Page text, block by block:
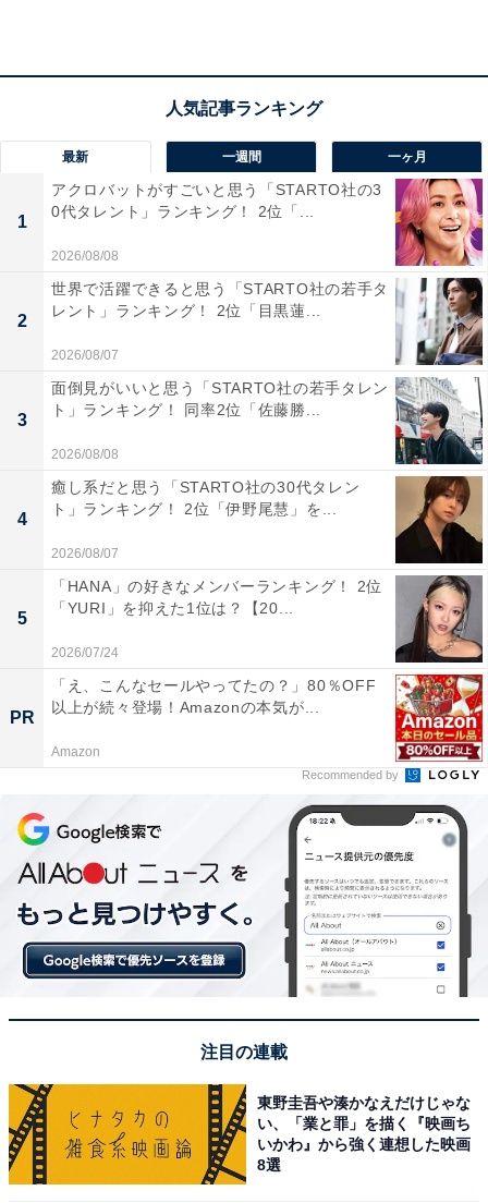
のコメントがありました。
1位：和倉温泉／68票
1位は「和倉温泉」でした。七尾湾に面した和倉温泉
は、開湯1200年の歴史を持つ北陸有数の温泉地。海の景
色を眺めながら浸かる湯は格別で、ぜいたくな時間をゆ
っくり味わいたいという人々から支持を集めました。温
泉宿のホスピタリティも高く、老後でも訪れやすいと思
う回答者も多くいました。
回答者のコメントを見ると「人里離れた場所にありのん
びりと落ち着いて過ごせそうだから」（20代女性／岡山
県）、「あまりに有名で一度は訪れてみたい温泉地だか
らです」40代女性／青森県）、「高齢者向けの設備が整
っているらしい」（40代男性／東京都）といった声があ
りました。
9位までの全ランキング結果を見
最新 一週間 一ヶ月
1
アクロバットがすごいと思う「STARTO社の3
0代タレント」ランキング！ 2位「...
2026/08/08
2
世界で活躍できると思う「STARTO社の若手タ
レント」ランキング！ 2位「目黒蓮...
2026/08/07
3
面倒見がいいと思う「STARTO社の若手タレン
ト」ランキング！ 同率2位「佐藤勝...
2026/08/08
4
癒し系だと思う「STARTO社の30代タレン
ト」ランキング！ 2位「伊野尾慧」を...
2026/08/07
5
「HANA」の好きなメンバーランキング！ 2位
「YURI」を抑えた1位は？【20...
2026/07/24
PR
「え、こんなセールやってたの？」80％OFF
以上が続々登場！Amazonの本気が...
Amazon
Recommended by
注目の連載
東野圭吾や湊かなえだけじゃな
い、「業と罪」を描く『映画ち
いかわ』から強く連想した映画
8選